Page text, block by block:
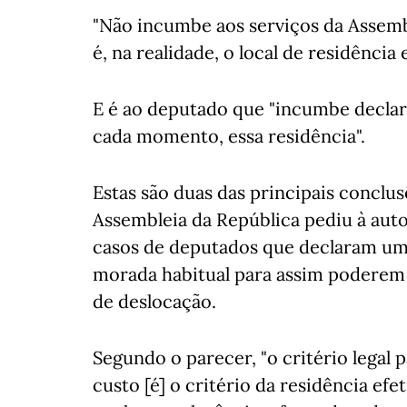
"Não incumbe aos serviços da
é, na realidade, o local de residência
E é ao deputado que "incumbe
cada momento, essa residência".
Estas são duas das principais
Assembleia da República pediu à
casos de deputados que declaram
morada habitual para assim
de deslocação.
Segundo o parecer, "o critério legal
custo [é] o critério da residência